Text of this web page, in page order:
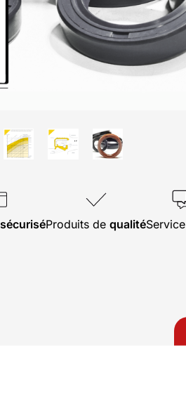
sécuriséProduits de qualitéService